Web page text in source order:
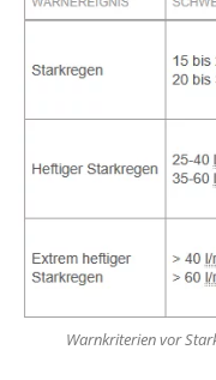
Warnkriterien vor